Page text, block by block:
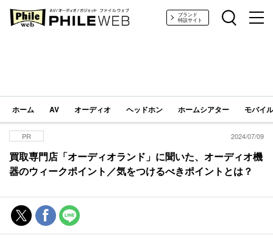
PHILE WEB｜AV/オーディオ/ガジェットブランド
特設サイト
ホーム AV オーディオ ヘッドホン ホームシアター モバイ
PR 2024/07/09
買取専門店「オーディオランド」に聞いた、オーディオ機
器のウィークポイント／気をつけるべきポイントとは？